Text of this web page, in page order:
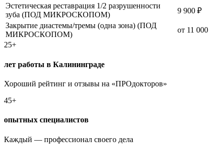
Эстетическая реставрация 1/2 разрушенности
зуба (ПОД МИКРОСКОПОМ)
9 900 ₽
Закрытие диастемы/тремы (одна зона) (ПОД
МИКРОСКОПОМ)
от 11 000
25+
лет работы в Калининграде
Хороший рейтинг и отзывы на «ПРОдокторов»
45+
опытных специалистов
Каждый — профессионал своего дела